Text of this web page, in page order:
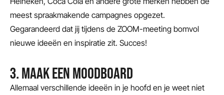
meest spraakmakende campagnes opgezet.
Gegarandeerd dat jij tijdens de ZOOM-meeting bomvol
nieuwe ideeën en inspiratie zit. Succes!
3. MAAK EEN MOODBOARD
Allemaal verschillende ideeën in je hoofd en je weet niet